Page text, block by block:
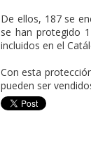
De ellos, 187 se
se han protegido
incluidos en el
Con esta
pueden ser